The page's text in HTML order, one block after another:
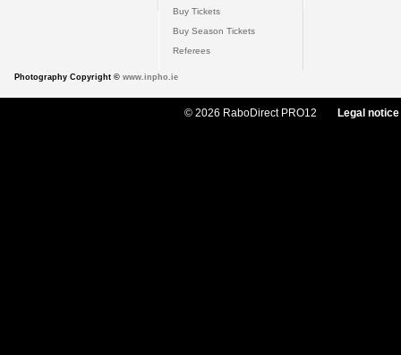
Buy Tickets
Buy Season Tickets
Referees
Photography Copyright © www.inpho.ie
© 2026 RaboDirect PRO12 Legal notice